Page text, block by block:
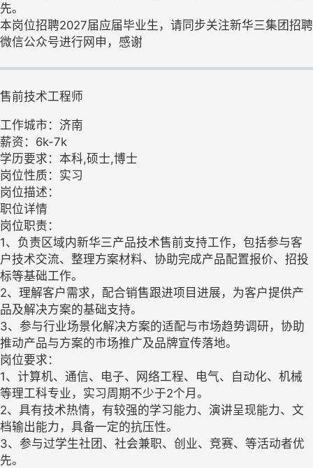
先。
本岗位招聘2027届应届毕业生，请同步关注新华三集团招聘
微信公众号进行网申，感谢
售前技术工程师
工作城市：济南
薪资：6k-7k
学历要求：本科,硕士,博士
岗位性质：实习
岗位描述：
职位详情
岗位职责：
1、负责区域内新华三产品技术售前支持工作，包括参与客
户技术交流、整理方案材料、协助完成产品配置报价、招投
标等基础工作。
2、理解客户需求，配合销售跟进项目进展，为客户提供产
品及解决方案的基础支持。
3、参与行业场景化解决方案的适配与市场趋势调研，协助
推动产品与方案的市场推广及品牌宣传落地。
岗位要求：
1、计算机、通信、电子、网络工程、电气、自动化、机械
等理工科专业，实习周期不少于2个月。
2、具有技术热情，有较强的学习能力、演讲呈现能力、文
档输出能力，具备一定的抗压性。
3、参与过学生社团、社会兼职、创业、竞赛、等活动者优
先。